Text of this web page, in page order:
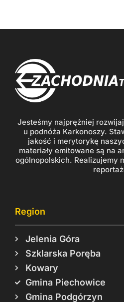
Jesteśmy najprężniej
u podnóża Karkonoszy.
jakość i merytorykę
materiały emitowane są na
ogólnopolskich. Realizujemy
Region
Jelenia Góra
Szklarska Poręba
Kowary
Gmina Piechowice
Gmina Podgórzyn